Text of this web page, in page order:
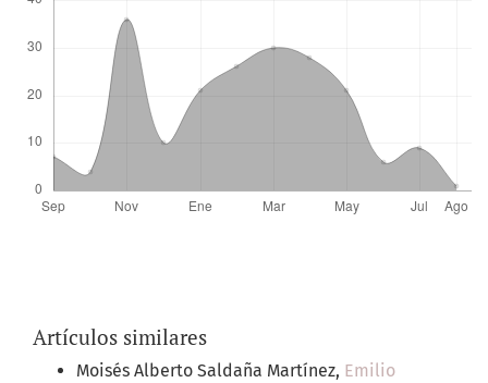
Artículos similares
Moisés Alberto Saldaña Martínez, Emilio